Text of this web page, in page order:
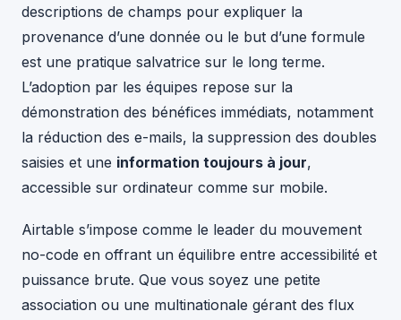
descriptions de champs pour expliquer la
provenance d’une donnée ou le but d’une formule
est une pratique salvatrice sur le long terme.
L’adoption par les équipes repose sur la
démonstration des bénéfices immédiats, notamment
la réduction des e-mails, la suppression des doubles
saisies et une information toujours à jour,
accessible sur ordinateur comme sur mobile.
Airtable s’impose comme le leader du mouvement
no-code en offrant un équilibre entre accessibilité et
puissance brute. Que vous soyez une petite
association ou une multinationale gérant des flux